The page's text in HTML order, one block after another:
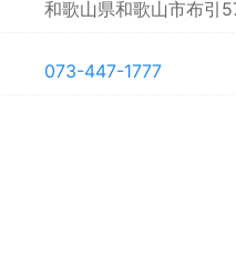
和歌山県和歌山市布引
073-447-1777